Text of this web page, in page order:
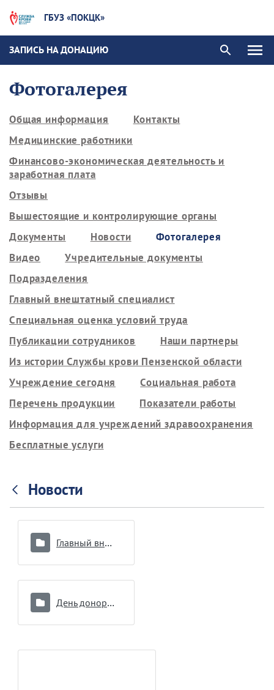
ГБУЗ «ПОКЦК»
ЗАПИСЬ НА ДОНАЦИЮ
Фотогалерея
Общая информация
Контакты
Медицинские работники
Финансово-экономическая деятельность и
заработная плата
Отзывы
Вышестоящие и контролирующие органы
Документы
Новости
Фотогалерея
Видео
Учредительные документы
Подразделения
Главный внештатный специалист
Специальная оценка условий труда
Публикации сотрудников
Наши партнеры
Из истории Службы крови Пензенской области
Учреждение сегодня
Социальная работа
Перечень продукции
Показатели работы
Информация для учреждений здравоохранения
Бесплатные услуги
Новости
Главный внештатный специалист
День донора 16.09.2024